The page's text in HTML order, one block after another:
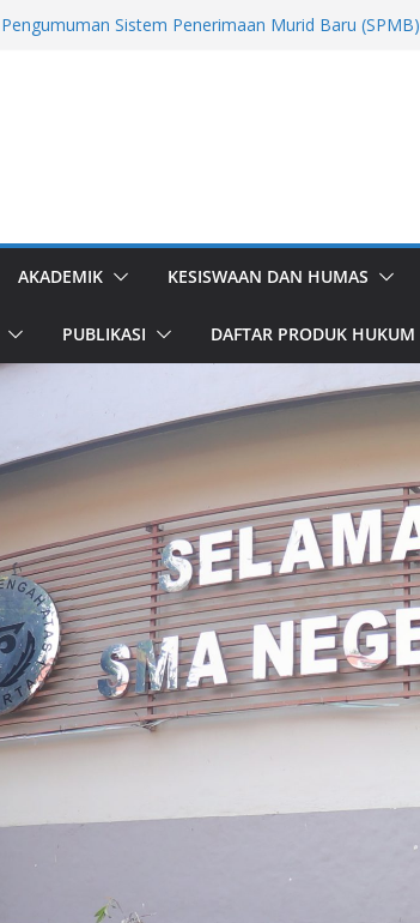
Pengumuman Sistem Penerimaan Murid Baru (SPMB)
2026/2027
AKADEMIK KESISWAAN DAN HUMAS
PUBLIKASI DAFTAR PRODUK HUKUM